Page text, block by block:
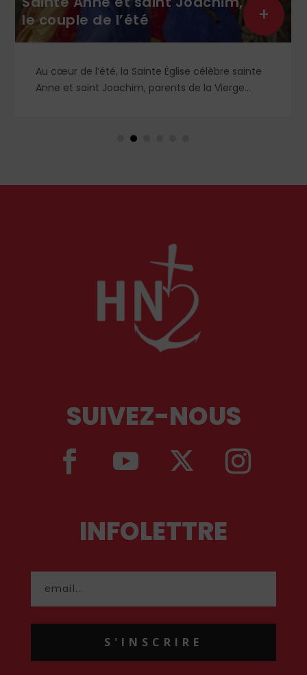
Hommage au père Calmel
Religieux dominicain (1914-1975), le père Roger-
Thomas Calmel fut l’une des figures du
ainsi qu’aux antiques observances de son ordre.
siècle. Deux ouvrages récents lui rendent
SUIVEZ-NOUS
INFOLETTRE
S'INSCRIRE